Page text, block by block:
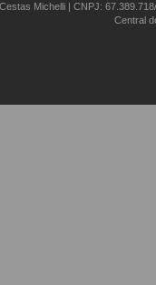
Cestas Michelli | CNPJ:
Central